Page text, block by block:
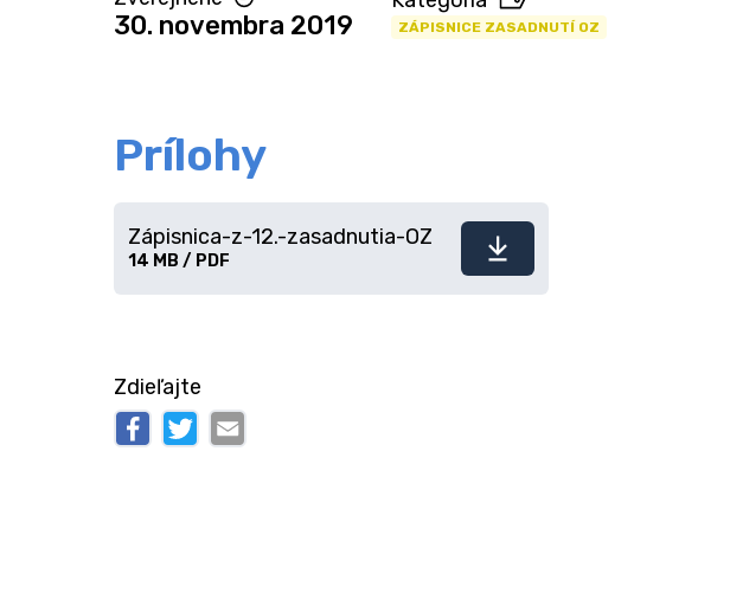
30. novembra 2019 ZÁPISNICE ZASADNUTÍ OZ
Prílohy
Stiahnuť
Zápisnica-z-12.-zasadnutia-OZ
14 MB / PDF
Zdieľajte